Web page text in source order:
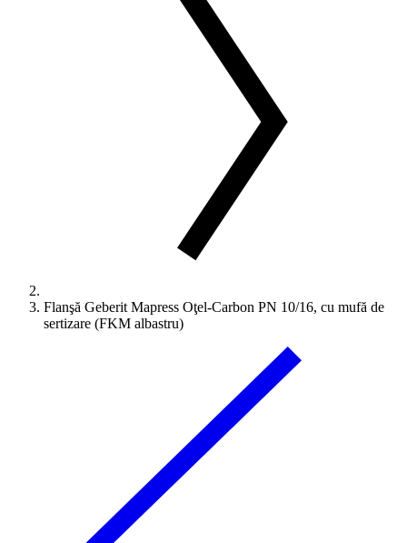
Flanşă Geberit Mapress Oţel-Carbon PN 10/16, cu mufă de
sertizare (FKM albastru)